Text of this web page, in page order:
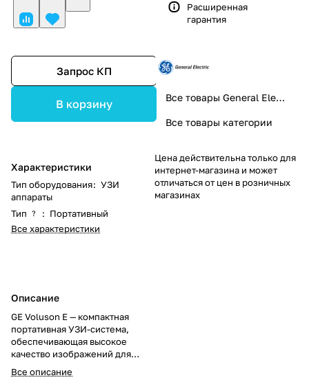
Запрос КП
В корзину
Характеристики
Тип оборудования: УЗИ
аппараты
Тип
? : Портативный
Все характеристики
Описание
GE Voluson E — компактная
портативная УЗИ-система,
обеспечивающая высокое
качество изображений для
гинекологических и акушерских
обследований. Оптимально
Все описание
Расширенная
гарантия
Все товары General Electric
Все товары категории
Цена действительна только для
интернет-магазина и может
отличаться от цен в розничных
магазинах